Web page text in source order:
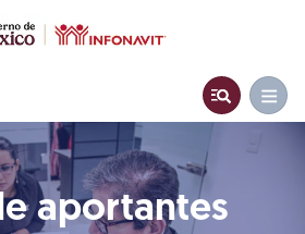
aportantes